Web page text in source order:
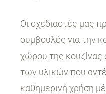
Οι σχεδιαστές μας
συμβουλές για την
χώρου της κουζίνας
των υλικών που
καθημερινή χρήση